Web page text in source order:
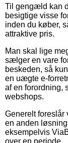
Til gengæld kan
besigtige visse
inden du køber,
attraktive pris.
Man skal lige
sælger en vare
beskeden, så
en uægte e-
af en forordning,
webshops.
Generelt foreslår
en anden
eksempelvis